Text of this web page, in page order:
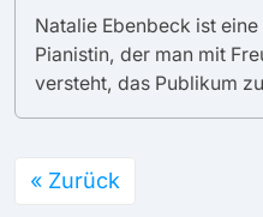
Natalie Ebenbeck ist
Pianistin, der man mit
versteht, das Publikum
« Zurück